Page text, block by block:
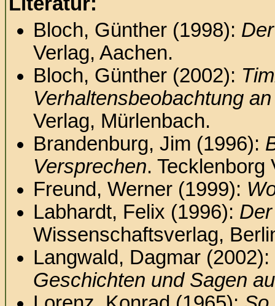
Bloch, Günther (1998):
Verlag, Aachen.
Bloch, Günther (2002):
Verhaltensbeobachtung
Verlag, Mürlenbach.
Brandenburg, Jim (1996):
Versprechen. Tecklenborg
Freund, Werner (1999):
Labhardt, Felix (1996):
Wissenschaftsverlag,
Langwald, Dagmar (2002):
Geschichten und Sagen